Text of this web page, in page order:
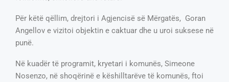
Për këtë qëllim, drejtori i Agjencisë së Mërgatës, Goran
Angellov e vizitoi objektin e caktuar dhe u uroi suksese në
punë.
Në kuadër të programit, kryetari i komunës, Simeone
Nosenzo, në shoqërinë e këshilltarëve të komunës, ftoi